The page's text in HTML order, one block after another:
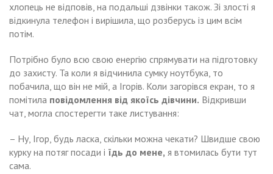
хлопець не відповів, на подальші дзвінки також. Зі злості я
відкинула телефон і вирішила, що розберусь із цим всім
потім.
Потрібно було всю свою енергію спрямувати на підготовку
до захисту. Та коли я відчинила сумку ноутбука, то
побачила, що він не мій, а Ігорів. Коли загорівся екран, то я
помітила повідомлення від якоїсь дівчини. Відкривши
чат, могла спостерегти таке листування:
– Ну, Ігор, будь ласка, скільки можна чекати? Швидше свою
курку на потяг посади і їдь до мене, я втомилась бути тут
сама.